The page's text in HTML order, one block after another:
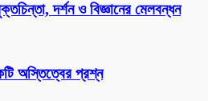
দর্শন ও বিজ্ঞানের মেলবন্ধন
অস্তিত্বের প্রশ্ন